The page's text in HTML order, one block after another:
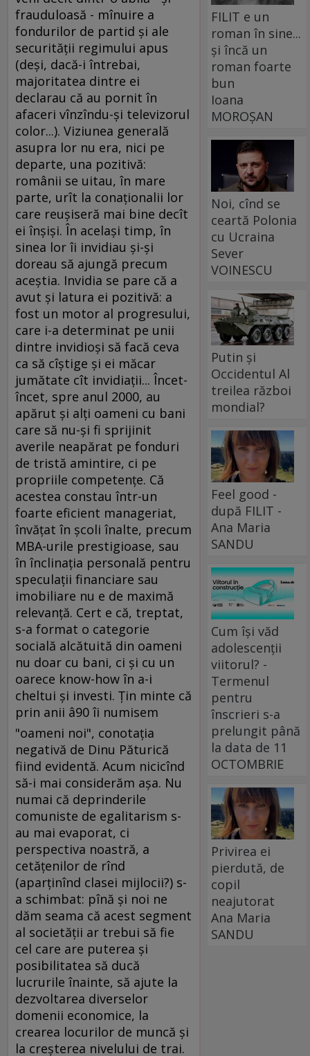
frauduloasă - mînuire a
fondurilor de partid şi ale
securităţii regimului apus
(deşi, dacă-i întrebai,
majoritatea dintre ei
declarau că au pornit în
afaceri vînzîndu-şi televizorul
color...). Viziunea generală
asupra lor nu era, nici pe
departe, una pozitivă:
românii se uitau, în mare
parte, urît la conaţionalii lor
care reuşiseră mai bine decît
ei înşişi. În acelaşi timp, în
sinea lor îi invidiau şi-şi
doreau să ajungă precum
aceştia. Invidia se pare că a
avut şi latura ei pozitivă: a
fost un motor al progresului,
care i-a determinat pe unii
dintre invidioşi să facă ceva
ca să cîştige şi ei măcar
jumătate cît invidiaţii... Încet-
încet, spre anul 2000, au
apărut şi alţi oameni cu bani
care să nu-şi fi sprijinit
averile neapărat pe fonduri
de tristă amintire, ci pe
propriile competenţe. Că
acestea constau într-un
foarte eficient manageriat,
învăţat în şcoli înalte, precum
MBA-urile prestigioase, sau
în înclinaţia personală pentru
speculaţii financiare sau
imobiliare nu e de maximă
relevanţă. Cert e că, treptat,
s-a format o categorie
socială alcătuită din oameni
nu doar cu bani, ci şi cu un
oarece know-how în a-i
cheltui şi investi. Ţin minte că
prin anii â90 îi numisem
"oameni noi", conotaţia
negativă de Dinu Păturică
fiind evidentă. Acum nicicînd
să-i mai considerăm aşa. Nu
numai că deprinderile
comuniste de egalitarism s-
au mai evaporat, ci
perspectiva noastră, a
cetăţenilor de rînd
(aparţinînd clasei mijlocii?) s-
a schimbat: pînă şi noi ne
dăm seama că acest segment
al societăţii ar trebui să fie
cel care are puterea şi
posibilitatea să ducă
lucrurile înainte, să ajute la
dezvoltarea diverselor
domenii economice, la
crearea locurilor de muncă şi
la creşterea nivelului de trai.
FILIT e un
roman în sine...
și încă un
roman foarte
bun
Ioana
MOROȘAN
Noi, cînd se
ceartă Polonia
cu Ucraina
Sever
VOINESCU
Putin și
Occidentul Al
treilea război
mondial?
Feel good -
după FILIT -
Ana Maria
SANDU
Cum își văd
adolescenții
viitorul? -
Termenul
pentru
înscrieri s-a
prelungit până
la data de 11
OCTOMBRIE
Privirea ei
pierdută, de
copil
neajutorat
Ana Maria
SANDU